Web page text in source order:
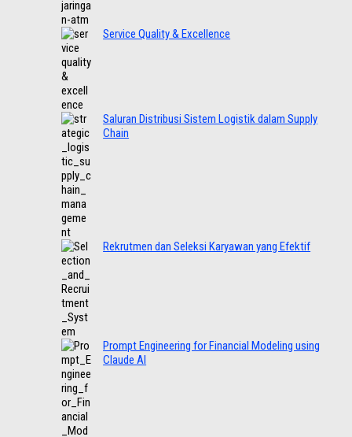
Service Quality & Excellence
Saluran Distribusi Sistem Logistik dalam Supply
Chain
Rekrutmen dan Seleksi Karyawan yang Efektif
Prompt Engineering for Financial Modeling using
Claude AI